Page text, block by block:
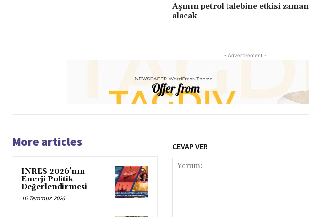
Aşının petrol talebine etkisi zaman
alacak
- Advertisement -
More articles
INRES 2026’nın
Enerji Politik
Değerlendirmesi
16 Temmuz 2026
CEVAP VER